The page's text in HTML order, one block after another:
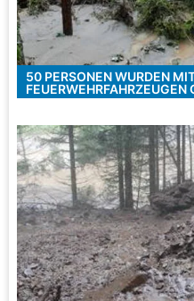
50 PERSONEN WURDEN
FEUERWEHRFAHRZEUGEN